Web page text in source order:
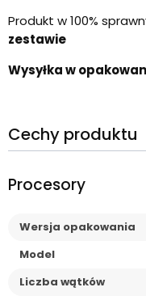
Produkt w 100%
zestawie
Wysyłka w
Cechy produktu
Procesory
Wersja opakowania
Model
Liczba wątków